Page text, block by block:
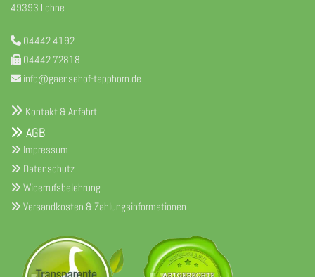
49393 Lohne
 04442 4192
 04442 72818
 info@gaensehof-tapphorn.de
 Kontakt & Anfahrt
 AGB
 Impressum
 Datenschutz
 Widerrufsbelehrung
 Versandkosten & Zahlungsinformationen